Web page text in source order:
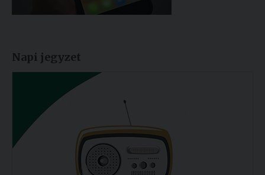
Napi jegyzet